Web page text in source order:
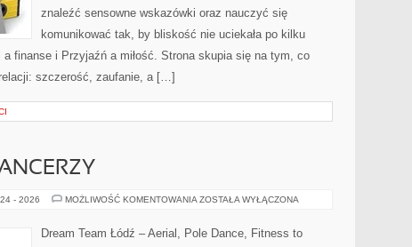
znaleźć sensowne wskazówki oraz nauczyć się
komunikować tak, by bliskość nie uciekała po kilku
finanse i Przyjaźń a miłość. Strona skupia się na tym, co
szczerość, zaufanie, a […]
- 2026 MOŻLIWOŚĆ KOMENTOWANIA PORADY
ZOSTAŁA WYŁĄCZONA
Dream Team Łódź – Aerial, Pole Dance, Fitness to